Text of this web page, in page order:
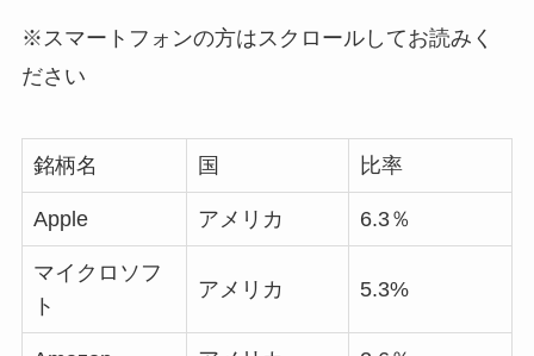
※スマートフォンの方はスクロールしてお読みく
ださい
銘柄名 国 比率
Apple アメリカ 6.3％
マイクロソフ
ト
アメリカ 5.3%